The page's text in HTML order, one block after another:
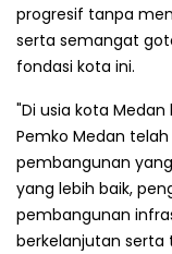
progresif tanpa
serta semangat
fondasi kota ini.
"Di usia kota
Pemko Medan
pembangunan
yang lebih baik,
pembangunan
berkelanjutan serta